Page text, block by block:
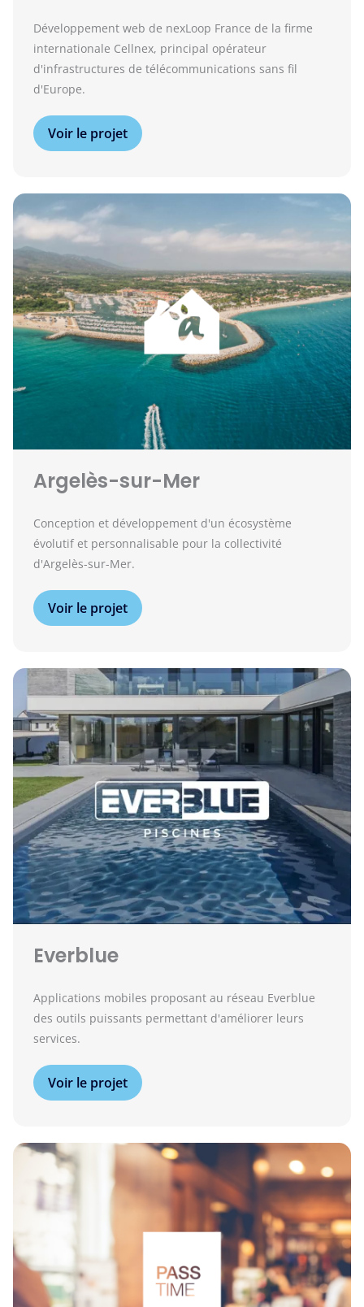
Développement web de nexLoop France de la firme
internationale Cellnex, principal opérateur
d'infrastructures de télécommunications sans fil
d'Europe.
Voir le projet
Argelès-sur-Mer
Conception et développement d'un écosystème
évolutif et personnalisable pour la collectivité
d'Argelès-sur-Mer.
Voir le projet
Everblue
Applications mobiles proposant au réseau Everblue
des outils puissants permettant d'améliorer leurs
services.
Voir le projet